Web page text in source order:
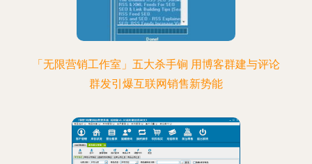
「无限营销工作室」五大杀手锏 用博客群建与评论
群发引爆互联网销售新势能